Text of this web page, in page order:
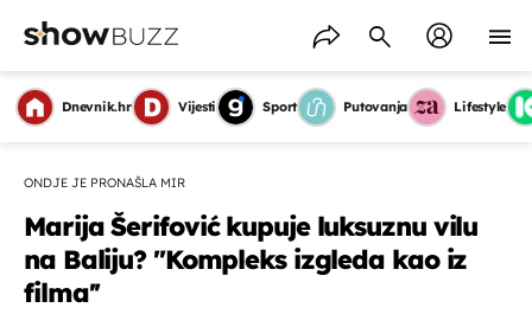
Dnevnik.hr Vijesti Sport Putovanja Lifestyle
ONDJE JE PRONAŠLA MIR
Marija Šerifović kupuje luksuznu vilu
na Baliju? ''Kompleks izgleda kao iz
filma''